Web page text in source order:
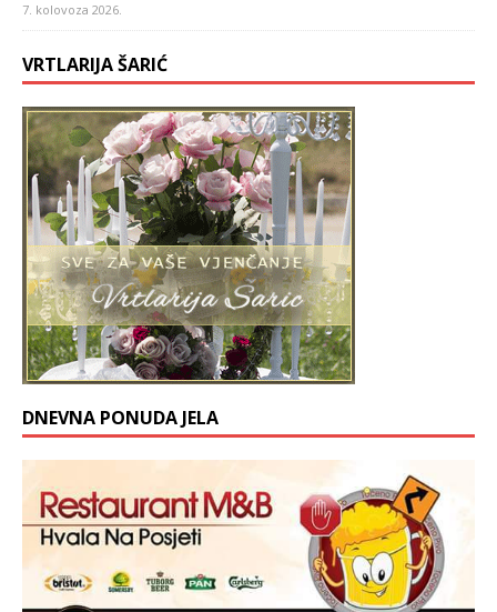
7. kolovoza 2026.
VRTLARIJA ŠARIĆ
DNEVNA PONUDA JELA